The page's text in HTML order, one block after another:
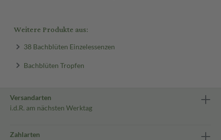
Weitere Produkte aus:
38 Bachblüten Einzelessenzen
Bachblüten Tropfen
Versandarten
i.d.R. am nächsten Werktag
Zahlarten